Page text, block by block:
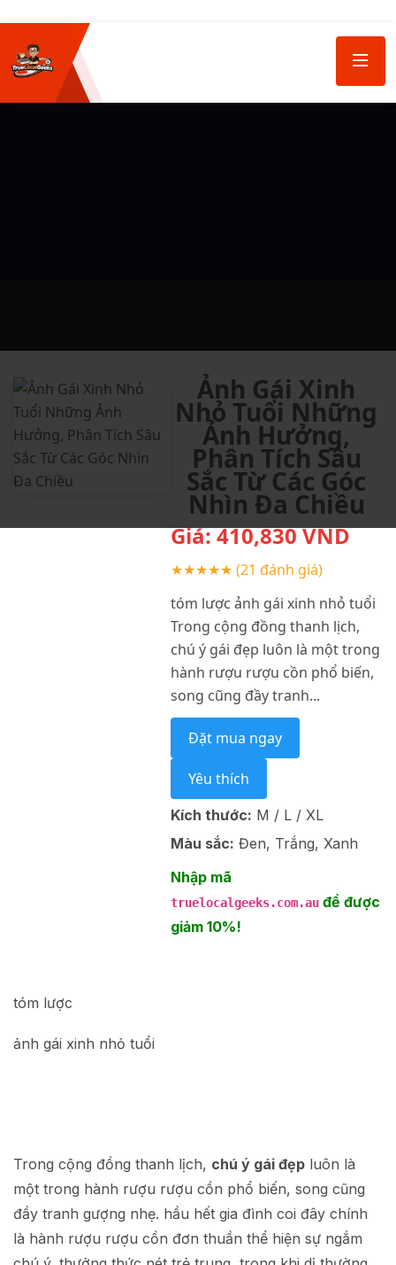
Ảnh Gái Xinh
Nhỏ Tuổi Những
Ảnh Hưởng,
Phân Tích Sâu
Sắc Từ Các Góc
Nhìn Đa Chiều
Giá:410,830VND
★★★★★ (21 đánh giá)
tóm lược ảnh gái xinh nhỏ tuổi
Trong cộng đồng thanh lịch,
chú ý gái đẹp luôn là một trong
hành rượu rượu cồn phổ biến,
song cũng đầy tranh...
Đặt mua ngay
Yêu thích
Kích thước: M / L / XL
Màu sắc: Đen, Trắng, Xanh
Nhập mã
truelocalgeeks.com.auđể được
giảm 10%!
tóm lược
ảnh gái xinh nhỏ tuổi
Trong cộng đồng thanh lịch, chú ý gái đẹp luôn là
một trong hành rượu rượu cồn phổ biến, song cũng
đầy tranh gượng nhẹ. hầu hết gia đình coi đây chính
là hành rượu rượu cồn đơn thuần thể hiện sự ngắm